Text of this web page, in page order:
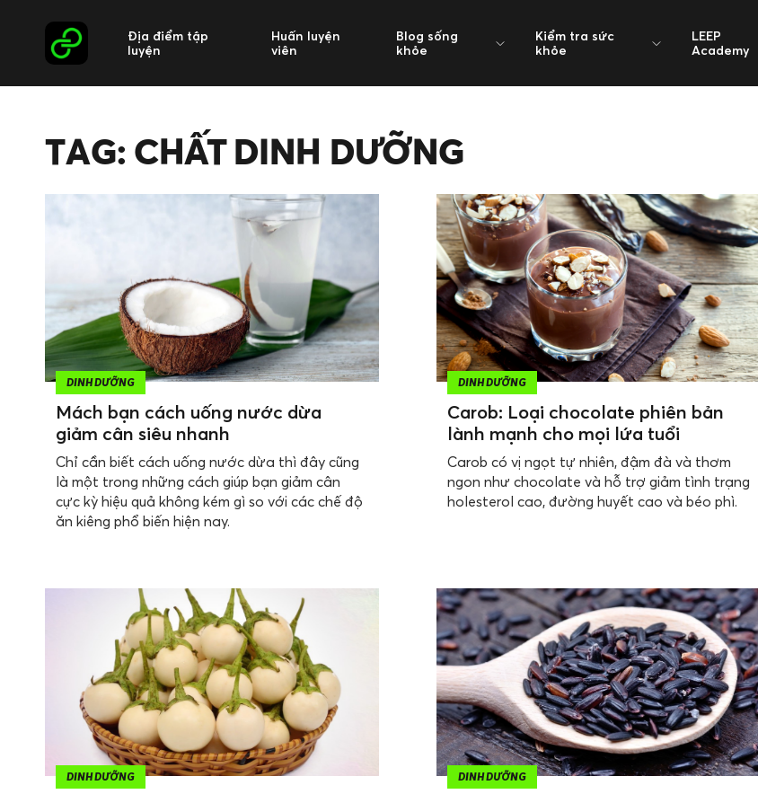
Địa điểm tập
luyện
Huấn luyện
viên
Blog sống
khỏe
Kiểm tra sức
khỏe
LEEP
Academy
TAG: CHẤT DINH DƯỠNG
DINH DƯỠNG
Mách bạn cách uống nước dừa
giảm cân siêu nhanh
Chỉ cần biết cách uống nước dừa thì đây cũng
là một trong những cách giúp bạn giảm cân
cực kỳ hiệu quả không kém gì so với các chế độ
ăn kiêng phổ biến hiện nay.
DINH DƯỠNG
Carob: Loại chocolate phiên bản
lành mạnh cho mọi lứa tuổi
Carob có vị ngọt tự nhiên, đậm đà và thơm
ngon như chocolate và hỗ trợ giảm tình trạng
holesterol cao, đường huyết cao và béo phì.
DINH DƯỠNG DINH DƯỠNG